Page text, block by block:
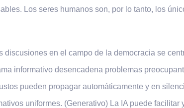
Los seres humanos son, por lo tanto, los
discusiones en el campo de la democracia se
informativo desencadena problemas
pueden propagar automáticamente y en
uniformes. (Generativo) La IA puede